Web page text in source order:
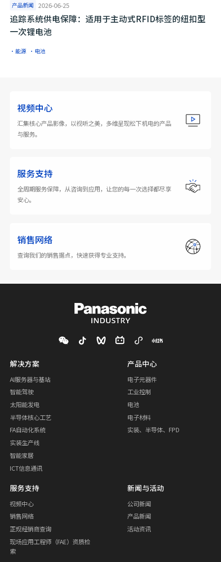
产品新闻 2026-06-25
追踪系统供电保障：适用于主动式RFID标签的纽扣型
一次锂电池
·能源 ·电池
视频中心
汇集核心产品影像，以视听之美，多维呈现松下机电的产品
与服务。
服务支持
全周期服务保障，从咨询到应用，让您的每一次选择都尽享
安心。
销售网络
查询我们的销售据点，快速获得专业支持。
解决方案
AI服务器与基站
智能驾驶
太阳能发电
半导体核心工艺
FA自动化系统
实装生产线
智能家居
ICT信息通讯
产品中心
电子元器件
工业控制
电池
电子材料
实装、半导体、FPD
服务支持
视频中心
销售网络
正规经销商查询
现场应用工程师（FAE）资质检
索
新闻与活动
公司新闻
产品新闻
活动资讯